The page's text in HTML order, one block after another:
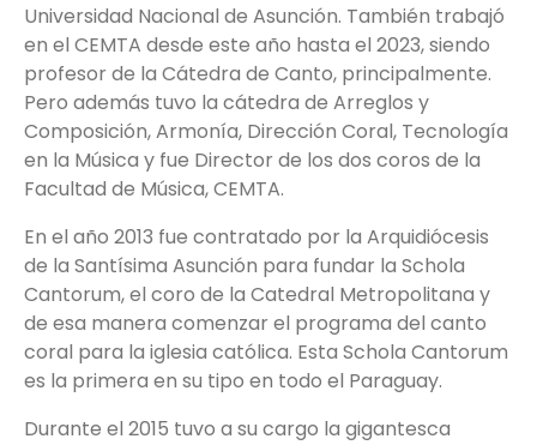
Universidad Nacional de Asunción. También trabajó
en el CEMTA desde este año hasta el 2023, siendo
profesor de la Cátedra de Canto, principalmente.
Pero además tuvo la cátedra de Arreglos y
Composición, Armonía, Dirección Coral, Tecnología
en la Música y fue Director de los dos coros de la
Facultad de Música, CEMTA.
En el año 2013 fue contratado por la Arquidiócesis
de la Santísima Asunción para fundar la Schola
Cantorum, el coro de la Catedral Metropolitana y
de esa manera comenzar el programa del canto
coral para la iglesia católica. Esta Schola Cantorum
es la primera en su tipo en todo el Paraguay.
Durante el 2015 tuvo a su cargo la gigantesca